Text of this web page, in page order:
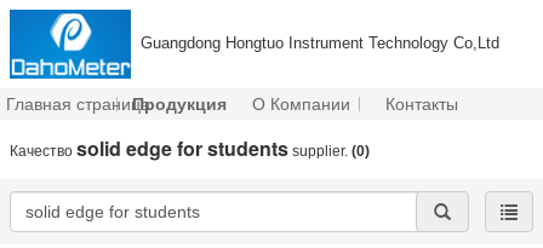
Guangdong Hongtuo Instrument Technology Co,Ltd
Главная страницаПродукция О Компании Контакты
Качество solid edge for students supplier. (0)